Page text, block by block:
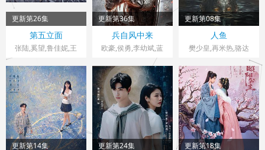
张喜前,徐僧,刘蕾,王
建新,张风,李佳宁,侯
析焱
更新第26集
中国大陆> 大陆剧
2026 导演：任程伟
第五立面
张陆,奚望,鲁佳妮,王
更新第36集
中国大陆> 大陆剧
2026 导演：侯明杰
兵自风中来
欧豪,侯勇,李幼斌,蓝
盈莹,周德华,丁勇岱,
徐洪浩,刘奕君,关亚
军,史兰芽,赵荀,夏侯
镔,费鲤齐,张进,王春
宇,杨舒,阮巨,陈启杰,
赵长洲,陈方舟,谢心,
傅程鹏,于景骁,吴岳阳
更新第08集
大陆> 大陆剧
2022 导演：黄河
人鱼
樊少皇,再米热,骆达
华,李若希,田浩宁,唐
鑫
更新第14集
更新第24集
更新第18集